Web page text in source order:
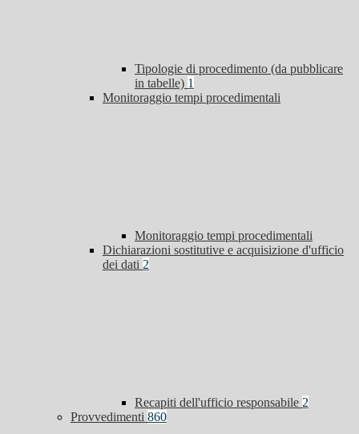
Tipologie di procedimento (da pubblicare
in tabelle) 1
Monitoraggio tempi procedimentali
Monitoraggio tempi procedimentali
Dichiarazioni sostitutive e acquisizione d'ufficio
dei dati 2
Recapiti dell'ufficio responsabile 2
Provvedimenti 860